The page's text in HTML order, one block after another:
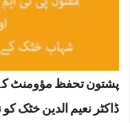
پشتون تحفظ مؤومنٹ
ڈاکٹر نعیم الدین خٹک